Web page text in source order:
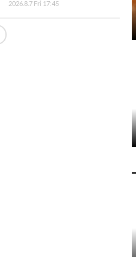
2026.8.7 Fri 17:45